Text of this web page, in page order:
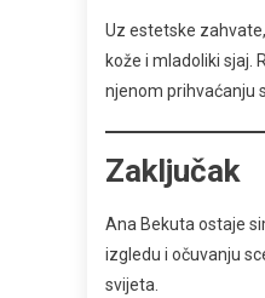
Uz estetske
kože i mladoliki sjaj.
njenom prihvaćanju
Zaključak
Ana Bekuta ostaje
izgledu i očuvanju
svijeta.